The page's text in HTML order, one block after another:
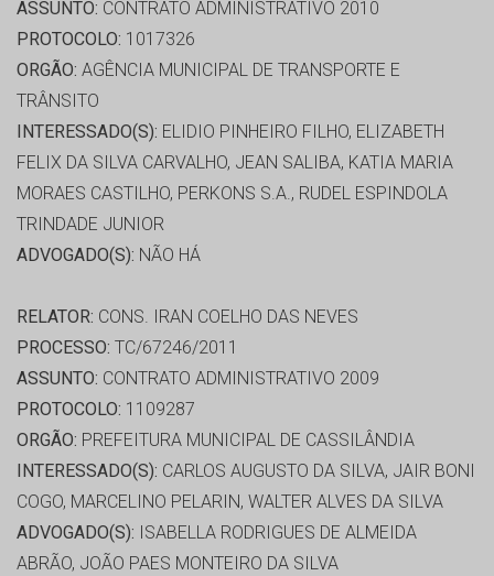
ASSUNTO: CONTRATO ADMINISTRATIVO 2010
PROTOCOLO: 1017326
ORGÃO: AGÊNCIA MUNICIPAL DE TRANSPORTE E
TRÂNSITO
INTERESSADO(S): ELIDIO PINHEIRO FILHO, ELIZABETH
FELIX DA SILVA CARVALHO, JEAN SALIBA, KATIA MARIA
MORAES CASTILHO, PERKONS S.A., RUDEL ESPINDOLA
TRINDADE JUNIOR
ADVOGADO(S): NÃO HÁ
RELATOR: CONS. IRAN COELHO DAS NEVES
PROCESSO: TC/67246/2011
ASSUNTO: CONTRATO ADMINISTRATIVO 2009
PROTOCOLO: 1109287
ORGÃO: PREFEITURA MUNICIPAL DE CASSILÂNDIA
INTERESSADO(S): CARLOS AUGUSTO DA SILVA, JAIR BONI
COGO, MARCELINO PELARIN, WALTER ALVES DA SILVA
ADVOGADO(S): ISABELLA RODRIGUES DE ALMEIDA
ABRÃO, JOÃO PAES MONTEIRO DA SILVA